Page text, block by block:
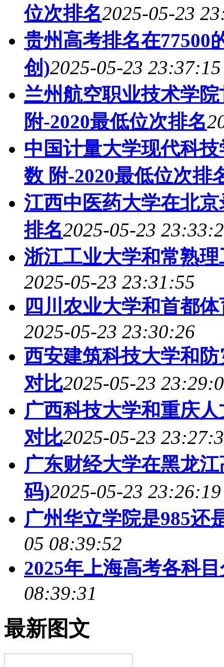
位次排名2025-05-23
贵州高考排名在77500
创)2025-05-23 23:37:15
兰州航空职业技术学
附-2020最低位次排名
中国计量大学现代科
数 附-2020最低位次排
江西中医药大学在北
排名2025-05-23
浙江工业大学和常熟
2025-05-23 23:31:55
四川农业大学和首都
2025-05-23 23:30:26
西安建筑科技大学和
对比2025-05-23
广西科技大学和重庆
对比2025-05-23
广东财经大学在黑龙
码)2025-05-23 23:26:19
广州华立学院是985还
05 08:39:52
2025年上海高考各科
08:39:31
最新图文